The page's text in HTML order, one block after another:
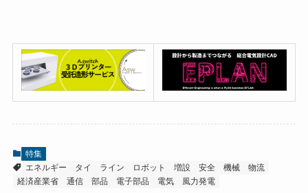
特集
エネルギー
タイ ライン ロボット 増設 安全 機械
物流
経済産業省
通信 部品 電子部品 電気 風力発電